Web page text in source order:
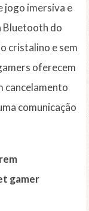
jogo imersiva e
Bluetooth do
cristalino e sem
oferecem
cancelamento
comunicação
gamer